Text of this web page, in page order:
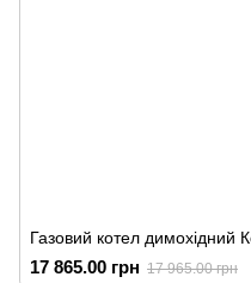
Газовий котел димохідний
17 865.00 грн 17 965.00 грн